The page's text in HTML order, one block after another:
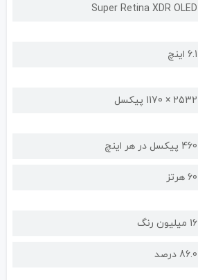
Super Retina XDR OLED
6.1 اینچ
2532 × 1170 پیکسل
460 پیکسل در هر اینچ
60 هرتز
16 میلیون رنگ
86.0 درصد